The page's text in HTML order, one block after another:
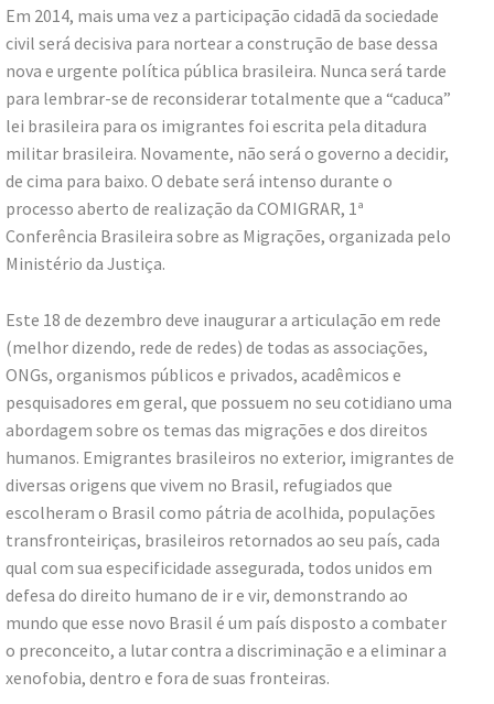
Em 2014, mais uma vez a participação cidadã da sociedade
civil será decisiva para nortear a construção de base dessa
nova e urgente política pública brasileira. Nunca será tarde
para lembrar-se de reconsiderar totalmente que a “caduca”
lei brasileira para os imigrantes foi escrita pela ditadura
militar brasileira. Novamente, não será o governo a decidir,
de cima para baixo. O debate será intenso durante o
processo aberto de realização da COMIGRAR, 1ª
Conferência Brasileira sobre as Migrações, organizada pelo
Ministério da Justiça.
Este 18 de dezembro deve inaugurar a articulação em rede
(melhor dizendo, rede de redes) de todas as associações,
ONGs, organismos públicos e privados, acadêmicos e
pesquisadores em geral, que possuem no seu cotidiano uma
abordagem sobre os temas das migrações e dos direitos
humanos. Emigrantes brasileiros no exterior, imigrantes de
diversas origens que vivem no Brasil, refugiados que
escolheram o Brasil como pátria de acolhida, populações
transfronteiriças, brasileiros retornados ao seu país, cada
qual com sua especificidade assegurada, todos unidos em
defesa do direito humano de ir e vir, demonstrando ao
mundo que esse novo Brasil é um país disposto a combater
o preconceito, a lutar contra a discriminação e a eliminar a
xenofobia, dentro e fora de suas fronteiras.